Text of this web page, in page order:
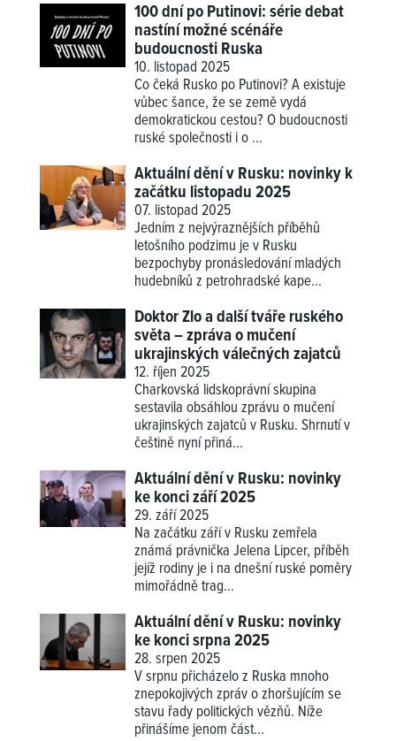
100 dní po Putinovi: série debat
nastíní možné scénáře
budoucnosti Ruska
10. listopad 2025
Co čeká Rusko po Putinovi? A existuje
vůbec šance, že se země vydá
demokratickou cestou? O budoucnosti
ruské společnosti i o ...
Aktuální dění v Rusku: novinky k
začátku listopadu 2025
07. listopad 2025
Jedním z nejvýraznějších příběhů
letošního podzimu je v Rusku
bezpochyby pronásledování mladých
hudebníků z petrohradské kape...
Doktor Zlo a další tváře ruského
světa – zpráva o mučení
ukrajinských válečných zajatců
12. říjen 2025
Charkovská lidskoprávní skupina
sestavila obsáhlou zprávu o mučení
ukrajinských zajatců v Rusku. Shrnutí v
češtině nyní přiná...
Aktuální dění v Rusku: novinky
ke konci září 2025
29. září 2025
Na začátku září v Rusku zemřela
známá právnička Jelena Lipcer, příběh
jejíž rodiny je i na dnešní ruské poměry
mimořádně trag...
Aktuální dění v Rusku: novinky
ke konci srpna 2025
28. srpen 2025
V srpnu přicházelo z Ruska mnoho
znepokojivých zpráv o zhoršujícím se
stavu řady politických vězňů. Níže
přinášíme jenom část...